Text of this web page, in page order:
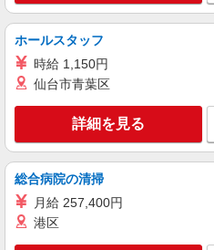
ライフ西荻
キープ
ライフ西荻窪店（店舗コード658）
登録販売者
ライフ西荻
ホールスタッフ
時給 1,150円
仙台市青葉区
詳細を見る
総合病院の清掃
月給 257,400円
港区